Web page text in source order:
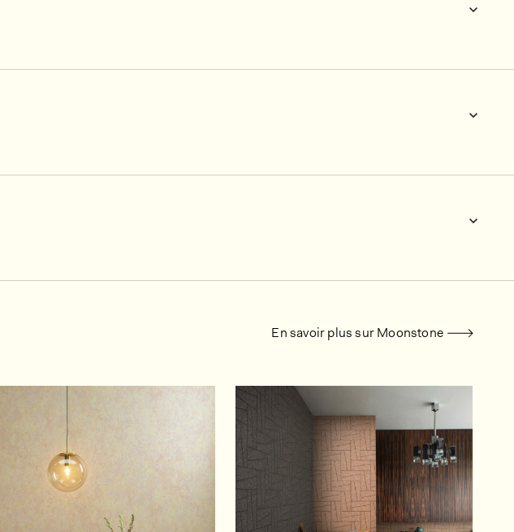
En savoir plus sur Moonstone